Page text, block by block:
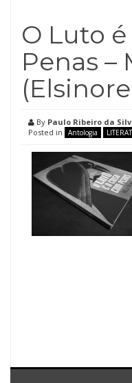
O Luto
Penas –
By Paulo Ribeiro da
Posted in
Antologia